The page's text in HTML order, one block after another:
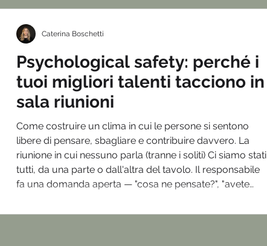
Psychological safety: perché i
tuoi migliori talenti tacciono in
sala riunioni
Come costruire un clima in cui le persone si sentono
libere di pensare, sbagliare e contribuire davvero. La
riunione in cui nessuno parla (tranne i soliti) Ci siamo stati
tutti, da una parte o dall'altra del tavolo. Il responsabile
fa una domanda aperta — "cosa ne pensate?", "avete
cala un silenzio che dura qualche secondo di troppo,
Caterina Boschetti